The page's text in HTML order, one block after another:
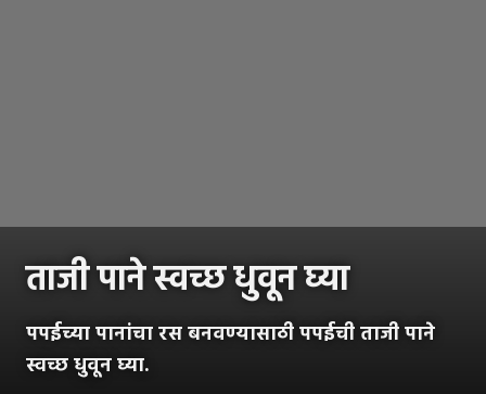
ताजी पाने स्वच्छ धुवून घ्या
पपईच्या पानांचा रस बनवण्यासाठी पपईची ताजी पाने
स्वच्छ धुवून घ्या.